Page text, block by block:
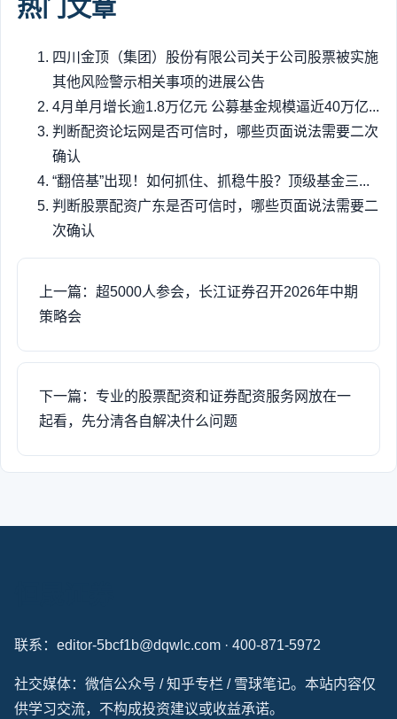
热门文章
四川金顶（集团）股份有限公司关于公司股票被实施
其他风险警示相关事项的进展公告
4月单月增长逾1.8万亿元 公募基金规模逼近40万亿...
判断配资论坛网是否可信时，哪些页面说法需要二次
确认
“翻倍基”出现！如何抓住、抓稳牛股？顶级基金三...
判断股票配资广东是否可信时，哪些页面说法需要二
次确认
上一篇：超5000人参会，长江证券召开2026年中期
策略会
下一篇：专业的股票配资和证券配资服务网放在一
起看，先分清各自解决什么问题
联系：editor-5bcf1b@dqwlc.com · 400-871-5972
社交媒体：微信公众号 / 知乎专栏 / 雪球笔记。本站内容仅
供学习交流，不构成投资建议或收益承诺。